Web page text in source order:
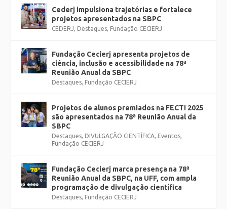
Cederj impulsiona trajetórias e fortalece
projetos apresentados na SBPC
CEDERJ, Destaques, Fundação CECIERJ
Fundação Cecierj apresenta projetos de
ciência, inclusão e acessibilidade na 78ª
Reunião Anual da SBPC
Destaques, Fundação CECIERJ
Projetos de alunos premiados na FECTI 2025
são apresentados na 78ª Reunião Anual da
SBPC
Destaques, DIVULGAÇÃO CIENTÍFICA, Eventos,
Fundação CECIERJ
Fundação Cecierj marca presença na 78ª
Reunião Anual da SBPC, na UFF, com ampla
programação de divulgação científica
Destaques, Fundação CECIERJ